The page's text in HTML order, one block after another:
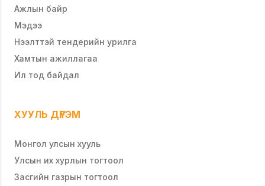
Ажлын байр
Мэдээ
Нээлттэй тендерийн урилга
Хамтын ажиллагаа
Ил тод байдал
ХУУЛЬ ДҮРЭМ
Монгол улсын хууль
Улсын их хурлын тогтоол
Засгийн газрын тогтоол